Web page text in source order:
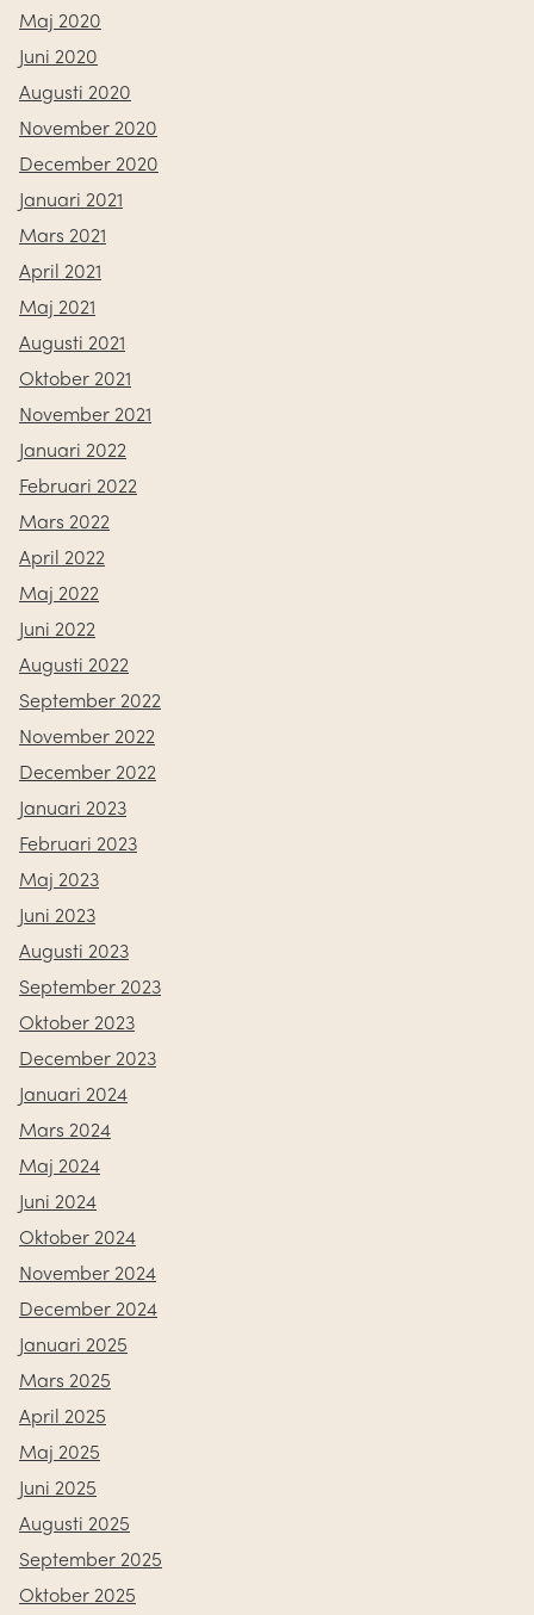
Maj 2020
Juni 2020
Augusti 2020
November 2020
December 2020
Januari 2021
Mars 2021
April 2021
Maj 2021
Augusti 2021
Oktober 2021
November 2021
Januari 2022
Februari 2022
Mars 2022
April 2022
Maj 2022
Juni 2022
Augusti 2022
September 2022
November 2022
December 2022
Januari 2023
Februari 2023
Maj 2023
Juni 2023
Augusti 2023
September 2023
Oktober 2023
December 2023
Januari 2024
Mars 2024
Maj 2024
Juni 2024
Oktober 2024
November 2024
December 2024
Januari 2025
Mars 2025
April 2025
Maj 2025
Juni 2025
Augusti 2025
September 2025
Oktober 2025